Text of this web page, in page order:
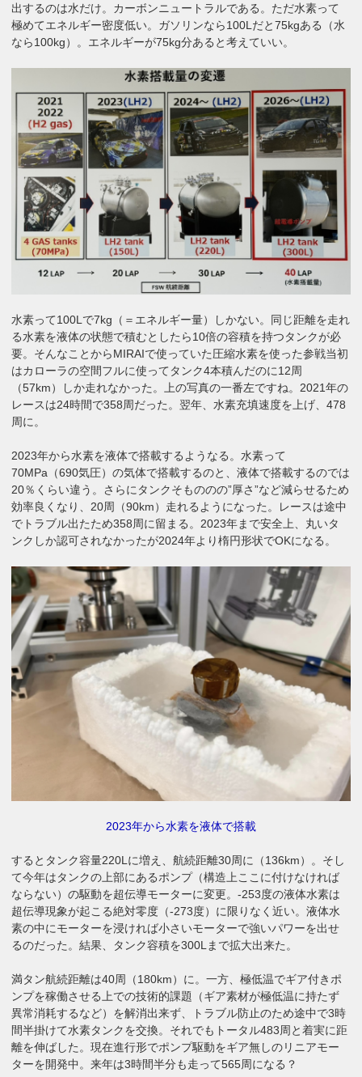
出するのは水だけ。カーボンニュートラルである。ただ水素って
極めてエネルギー密度低い。ガソリンなら100Lだと75kgある（水
なら100kg）。エネルギーが75kg分あると考えていい。
水素って100Lで7kg（＝エネルギー量）しかない。同じ距離を走れ
る水素を液体の状態で積むとしたら10倍の容積を持つタンクが必
要。そんなことからMIRAIで使っていた圧縮水素を使った参戦当初
はカローラの空間フルに使ってタンク4本積んだのに12周
（57km）しか走れなかった。上の写真の一番左ですね。2021年の
レースは24時間で358周だった。翌年、水素充填速度を上げ、478
周に。
2023年から水素を液体で搭載するようなる。水素って
70MPa（690気圧）の気体で搭載するのと、液体で搭載するのでは
20％くらい違う。さらにタンクそもののの”厚さ”など減らせるため
効率良くなり、20周（90km）走れるようになった。レースは途中
でトラブル出たため358周に留まる。2023年まで安全上、丸いタ
ンクしか認可されなかったが2024年より楕円形状でOKになる。
2023年から水素を液体で搭載
するとタンク容量220Lに増え、航続距離30周に（136km）。そし
て今年はタンクの上部にあるポンプ（構造上ここに付けなければ
ならない）の駆動を超伝導モーターに変更。-253度の液体水素は
超伝導現象が起こる絶対零度（-273度）に限りなく近い。液体水
素の中にモーターを浸ければ小さいモーターで強いパワーを出せ
るのだった。結果、タンク容積を300Lまで拡大出来た。
満タン航続距離は40周（180km）に。一方、極低温でギア付きポ
ンプを稼働させる上での技術的課題（ギア素材が極低温に持たず
異常消耗するなど）を解消出来ず、トラブル防止のため途中で3時
間半掛けて水素タンクを交換。それでもトータル483周と着実に距
離を伸ばした。現在進行形でポンプ駆動をギア無しのリニアモー
ターを開発中。来年は3時間半分も走って565周になる？